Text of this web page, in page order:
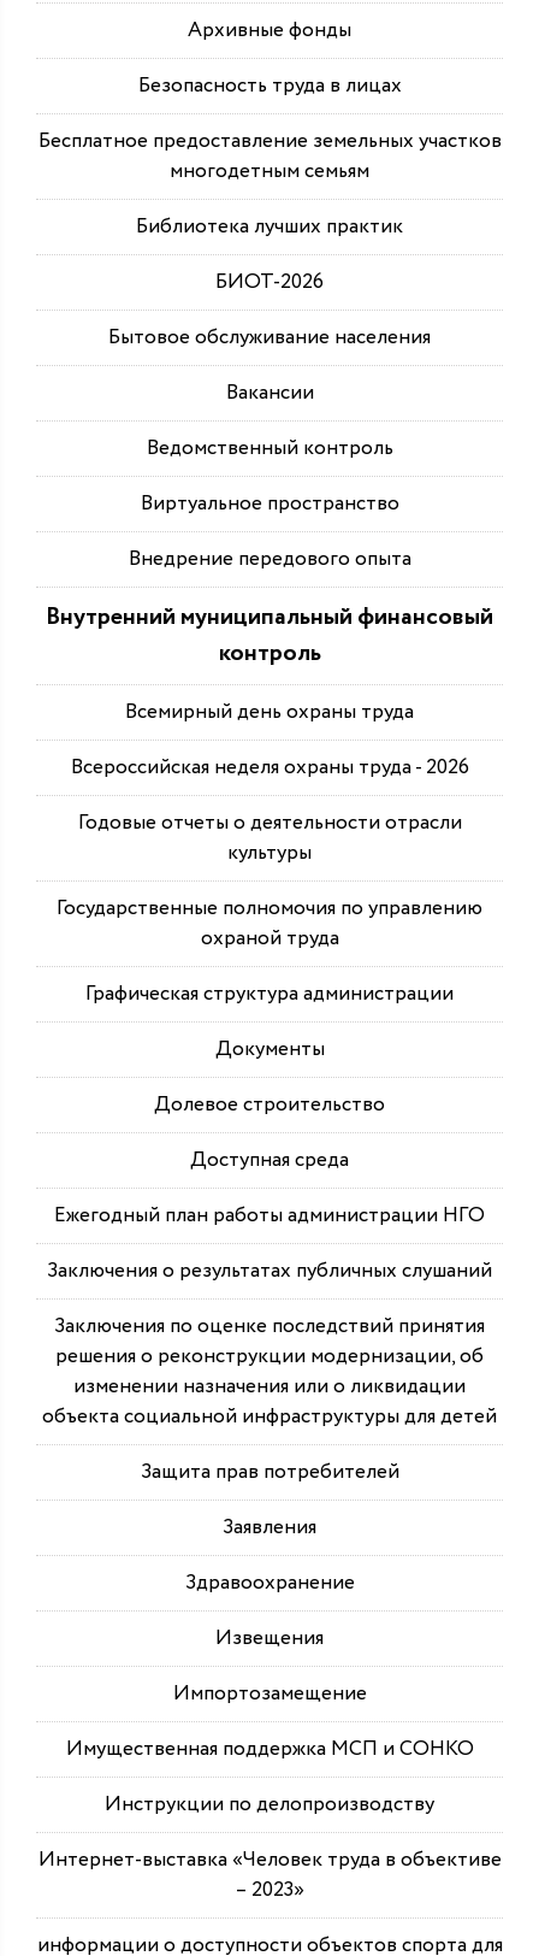
Архивные фонды
Безопасность труда в лицах
Бесплатное предоставление земельных участков
многодетным семьям
Библиотека лучших практик
БИОТ-2026
Бытовое обслуживание населения
Вакансии
Ведомственный контроль
Виртуальное пространство
Внедрение передового опыта
Внутренний муниципальный финансовый
контроль
Всемирный день охраны труда
Всероссийская неделя охраны труда - 2026
Годовые отчеты о деятельности отрасли
культуры
Государственные полномочия по управлению
охраной труда
Графическая структура администрации
Документы
Долевое строительство
Доступная среда
Ежегодный план работы администрации НГО
Заключения о результатах публичных слушаний
Заключения по оценке последствий принятия
решения о реконструкции модернизации, об
изменении назначения или о ликвидации
объекта социальной инфраструктуры для детей
Защита прав потребителей
Заявления
Здравоохранение
Извещения
Импортозамещение
Имущественная поддержка МСП и СОНКО
Инструкции по делопроизводству
Интернет-выставка «Человек труда в объективе
– 2023»
информации о доступности объектов спорта для